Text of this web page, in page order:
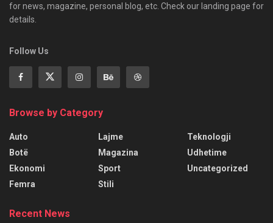
for news, magazine, personal blog, etc. Check our landing page for
details.
Follow Us
Browse by Category
Auto
Botë
Ekonomi
Femra
Lajme
Magazina
Sport
Stili
Teknologji
Udhetime
Uncategorized
Recent News